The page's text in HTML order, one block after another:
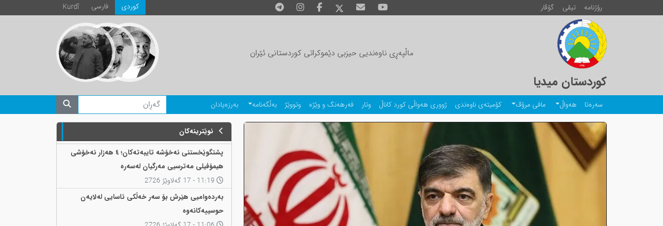
رۆژنامە تیڤی گۆڤار Kurdî فارسی كوردی
کوردستان میدیا
ماڵپەڕی ناوەندیی حیزبی دێموکراتی کوردستانی ئێران
سەرەتا هەواڵ مافی مرۆڤ کۆمیتەی ناوەندی ژووری هەواڵی کورد کاناڵ وتار فەرهەنگ و وێژە وتووێژ بەڵگەنامە بەرزەیادان
نوێترینەکان
پشتگوێخستنی نەخۆشە تایبەتەکان؛ ٤ هەزار نەخۆشی
هیمۆفیلی مەترسیی مەرگیان لەسەرە
بەردەوامیی هێرش بۆ سەر خەڵکی ئاسایی لەلایەن
حوسییەکانەوە